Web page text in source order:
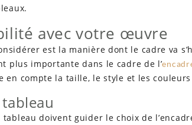
avec votre œuvre
est la manière dont le cadre va
plus importante dans le cadre de l’
compte la taille, le style et les couleurs
tableau doivent guider le choix de